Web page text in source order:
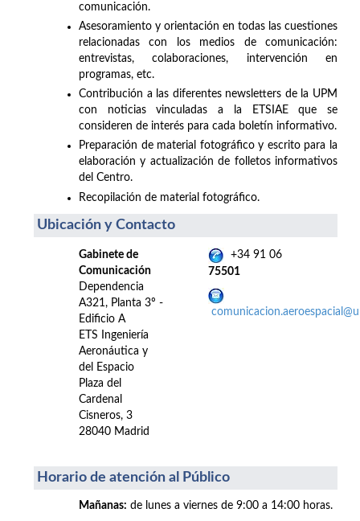
comunicación.
Asesoramiento y orientación en todas las cuestiones
relacionadas con los medios de comunicación:
entrevistas, colaboraciones, intervención en
programas, etc.
Contribución a las diferentes newsletters de la UPM
con noticias vinculadas a la ETSIAE que se
consideren de interés para cada boletín informativo.
Preparación de material fotográfico y escrito para la
elaboración y actualización de folletos informativos
del Centro.
Recopilación de material fotográfico.
Ubicación y Contacto
Gabinete de
Comunicación
Dependencia
A321, Planta 3º -
Edificio A
ETS Ingeniería
Aeronáutica y
del Espacio
Plaza del
Cardenal
Cisneros, 3
28040 Madrid
+34 91 06
75501
Horario de atención al Público
Mañanas: de lunes a viernes de 9:00 a 14:00 horas.